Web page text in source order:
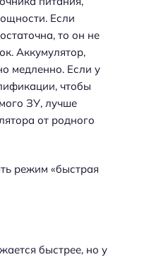
Если
то он не
Аккумулятор,
медленно. Если у
чтобы
ЗУ, лучше
от родного
режим «быстрая
быстрее, но у